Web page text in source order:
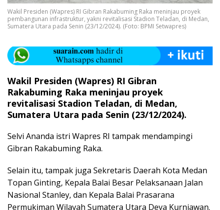
Wakil Presiden (Wapres) RI Gibran Rakabuming Raka meninjau proyek
pembangunan infrastruktur, yakni revitalisasi Stadion Teladan, di Medan,
Sumatera Utara pada Senin (23/12/2024). (Foto: BPMI Setwapres)
Wakil Presiden (Wapres) RI Gibran
Rakabuming Raka meninjau proyek
revitalisasi Stadion Teladan, di Medan,
Sumatera Utara pada Senin (23/12/2024).
Selvi Ananda istri Wapres RI tampak mendampingi
Gibran Rakabuming Raka.
Selain itu, tampak juga Sekretaris Daerah Kota Medan
Topan Ginting, Kepala Balai Besar Pelaksanaan Jalan
Nasional Stanley, dan Kepala Balai Prasarana
Permukiman Wilayah Sumatera Utara Deva Kurniawan.